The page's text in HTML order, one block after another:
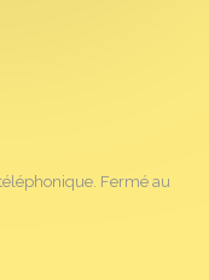
Fermé au